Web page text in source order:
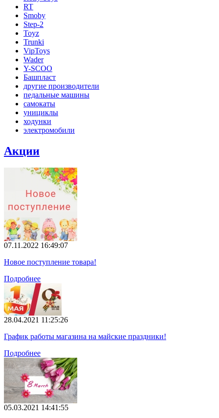
RT
Smoby
Step-2
Toyz
Trunki
VipToys
Wader
Y-SCOO
Башпласт
другие производители
педальные машины
самокаты
унициклы
ходунки
электромобили
Акции
07.11.2022 16:49:07
Новое поступление товара!
Подробнее
28.04.2021 11:25:26
График работы магазина на майские праздники!
Подробнее
05.03.2021 14:41:55